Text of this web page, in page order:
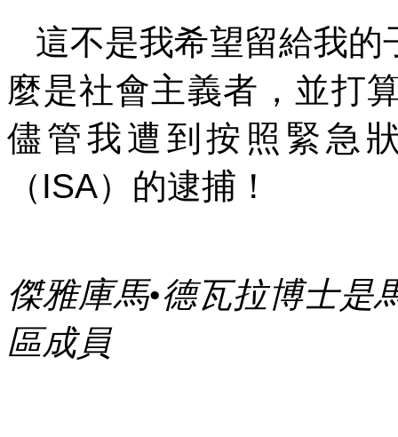
這不是我希望留給我
麼是社會主義者，並打
儘管我遭到按照緊急
（ ISA）的逮捕！
傑雅庫馬•德瓦拉博士是
區成員